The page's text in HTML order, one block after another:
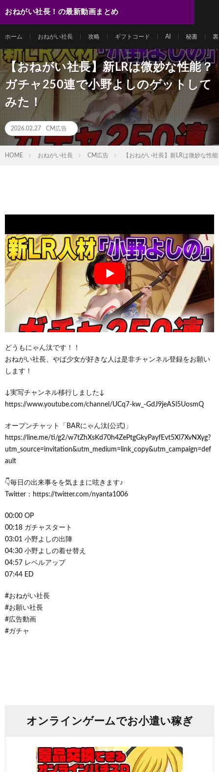
おねがい社長！の最新動画まとめ
ホーム おねがい社長 攻略 ギフトコード AI 秘書
【おねがい社長】新LRは微妙な性能？
ガチャ250連で小野よしのゲットして
みた！
2026.02.27 CM広告
HOME おねがい社長 CM広告 【おねがい社長】新LRは微妙な性
どうもにゃん汰です！！
おねがい社長、やば少女が好きな人は是非チャンネル登録をお願い
します！
↓実写チャンネル移行しました↓
https://www.youtube.com/channel/UCq7-kw_-GdJ9jeASl5UosmQ
オープンチャット「BARにゃん汰(公式)」
https://line.me/ti/g2/w7tZhXsKd70h4ZePtgGkyPayfEvt5Xl7XvNXyg?
utm_source=invitation&utm_medium=link_copy&utm_campaign=def
ault
👇毎日の出来事をを気ままに呟きます♪
Twitter：https://twitter.com/nyanta1006
00:00 OP
00:18 ガチャスタート
03:01 小野よしの出陣
04:30 小野よしの着せ替え
04:57 レベルアップ
07:44 ED
#おねがい社長
#お願い社長
#広告動画
#ガチャ
オンラインゲームでお小遣い稼ぎ